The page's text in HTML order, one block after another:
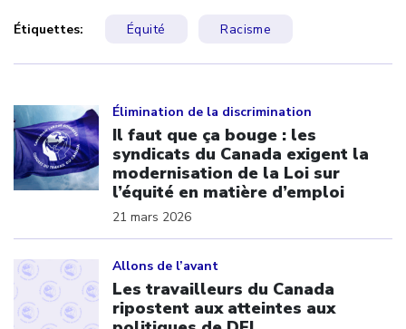
Étiquettes: Équité Racisme
Élimination de la discrimination
Il faut que ça bouge : les
syndicats du Canada exigent la
modernisation de la Loi sur
l’équité en matière d’emploi
21 mars 2026
Allons de l’avant
Les travailleurs du Canada
ripostent aux atteintes aux